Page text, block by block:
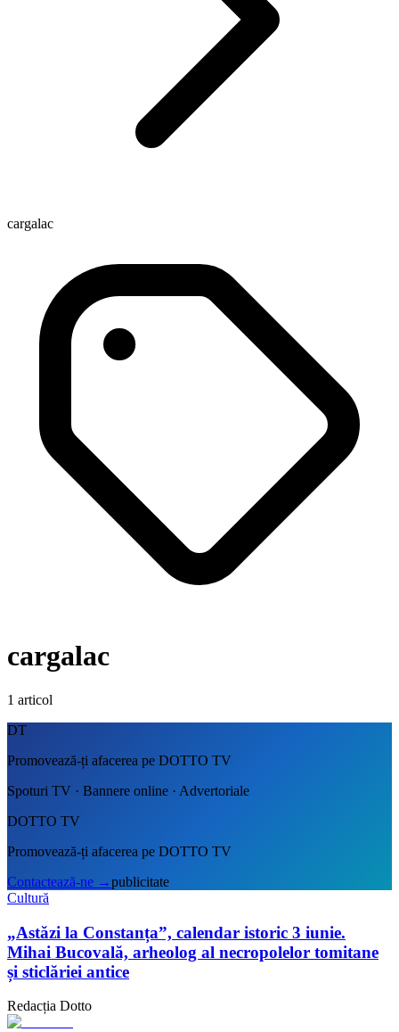
cargalac
cargalac
1 articol
DT
Promovează-ți afacerea pe DOTTO TV
Spoturi TV · Bannere online · Advertoriale
DOTTO TV
Promovează-ți afacerea pe DOTTO TV
Contactează-ne →publicitate
Cultură
„Astăzi la Constanța”, calendar istoric 3 iunie.
Mihai Bucovală, arheolog al necropolelor tomitane
și sticlăriei antice
Redacția Dotto